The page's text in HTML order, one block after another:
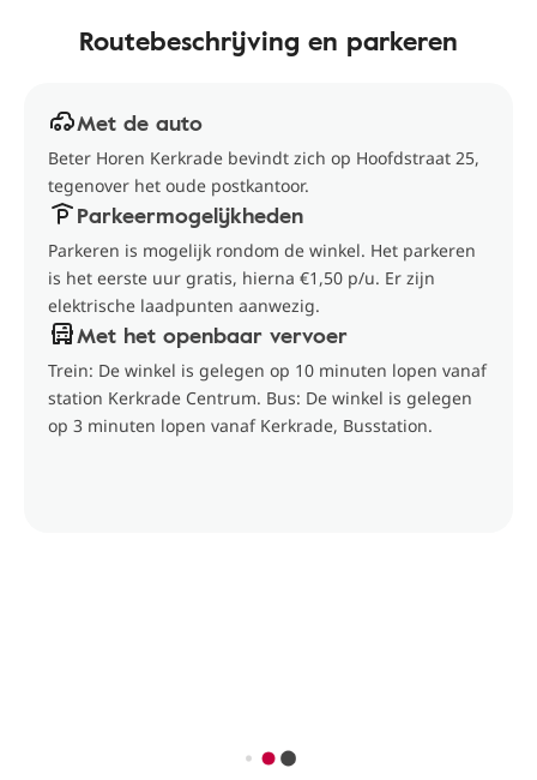
Routebeschrijving en parkeren
Met de auto
Beter Horen Kerkrade bevindt zich op Hoofdstraat 25,
tegenover het oude postkantoor.
Parkeermogelijkheden
Parkeren is mogelijk rondom de winkel. Het parkeren
is het eerste uur gratis, hierna €1,50 p/u. Er zijn
elektrische laadpunten aanwezig.
Met het openbaar vervoer
Trein: De winkel is gelegen op 10 minuten lopen vanaf
station Kerkrade Centrum. Bus: De winkel is gelegen
op 3 minuten lopen vanaf Kerkrade, Busstation.